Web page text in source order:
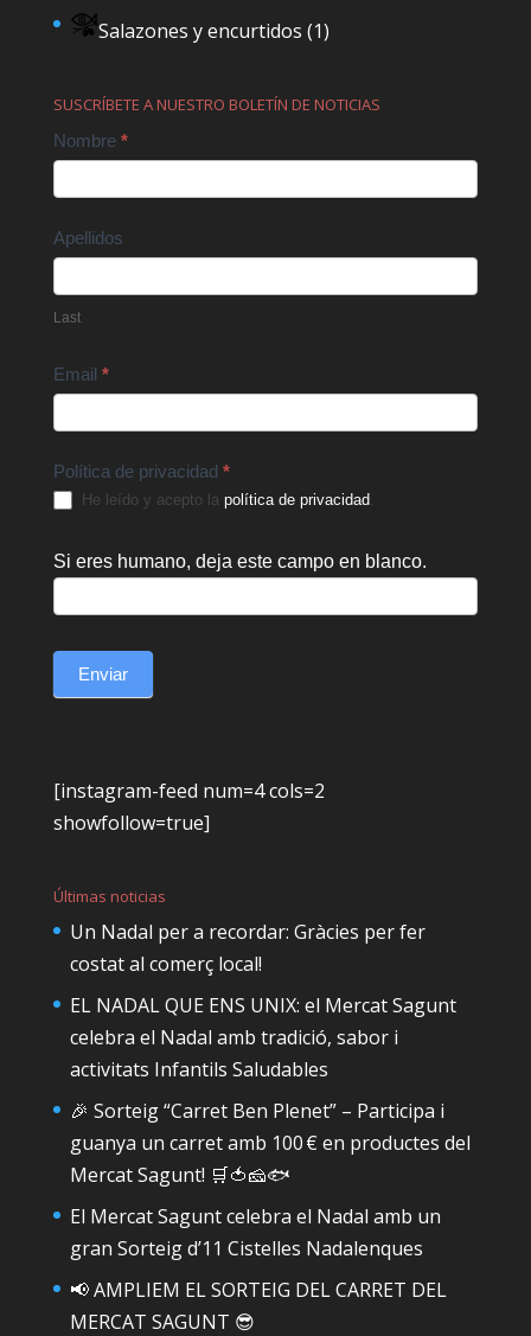
Salazones y encurtidos (1)
SUSCRÍBETE A NUESTRO BOLETÍN DE NOTICIAS
Contact
Nombre *
Apellidos
Last
Email *
Política de privacidad *
He leído y acepto la política de privacidad.
Si eres humano, deja este campo en blanco.
Enviar
[instagram-feed num=4 cols=2
showfollow=true]
Últimas noticias
Un Nadal per a recordar: Gràcies per fer
costat al comerç local!
EL NADAL QUE ENS UNIX: el Mercat Sagunt
celebra el Nadal amb tradició, sabor i
activitats Infantils Saludables
🎉 Sorteig “Carret Ben Plenet” – Participa i
guanya un carret amb 100 € en productes del
Mercat Sagunt! 🛒🍅🧀🐟
El Mercat Sagunt celebra el Nadal amb un
gran Sorteig d’11 Cistelles Nadalenques
📢 AMPLIEM EL SORTEIG DEL CARRET DEL
MERCAT SAGUNT 😎